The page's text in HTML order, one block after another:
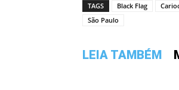
TAGS Black Flag
São Paulo
LEIA TAMBÉM